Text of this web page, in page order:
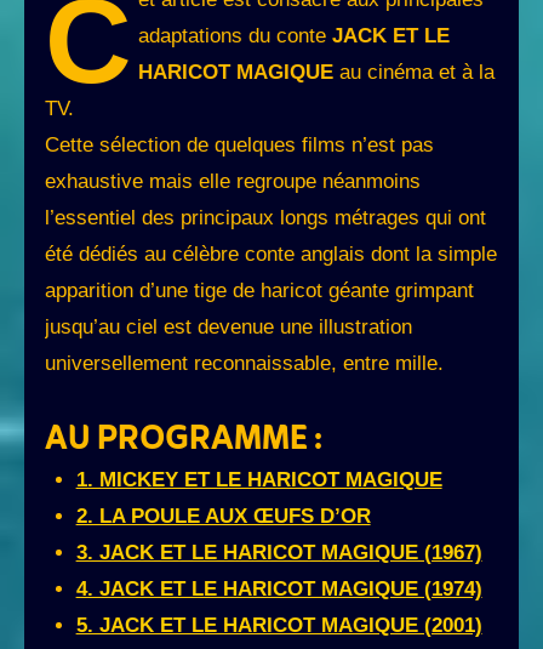
C adaptations du conte JACK ET LE
HARICOT MAGIQUEau cinéma et à la
TV.
Cette sélection de quelques films n’est pas
exhaustive mais elle regroupe néanmoins
l’essentiel des principaux longs métrages qui ont
été dédiés au célèbre conte anglais dont la simple
apparition d’une tige de haricot géante grimpant
jusqu’au ciel est devenue une illustration
universellement reconnaissable, entre mille.
AU PROGRAMME :
1. MICKEY ET LE HARICOT MAGIQUE
2. LA POULE AUX ŒUFS D’OR
3. JACK ET LE HARICOT MAGIQUE (1967)
4. JACK ET LE HARICOT MAGIQUE (1974)
5. JACK ET LE HARICOT MAGIQUE (2001)